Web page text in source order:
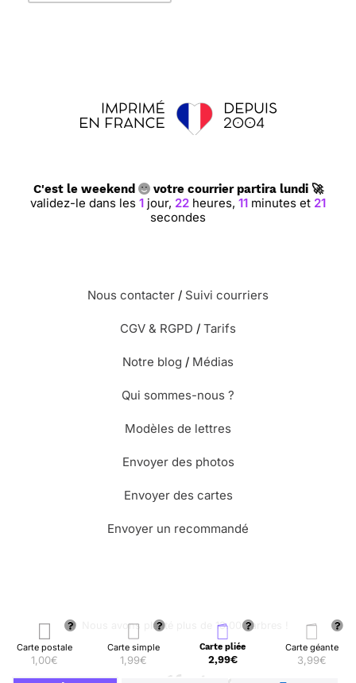
Carte postale
1,00€
Carte simple
1,99€
Carte pliée
2,99€
Carte géante
3,99€
C'est le weekend votre courrier partira lundi 🚀
validez-le dans les 1 jour, 22 heures, 11 minutes et 21
secondes
Nous contacter / Suivi courriers
CGV & RGPD / Tarifs
Notre blog / Médias
Qui sommes-nous ?
Modèles de lettres
Envoyer des photos
Envoyer des cartes
Envoyer un recommandé
🌳 Nous avons planté plus de 13.000 arbres !